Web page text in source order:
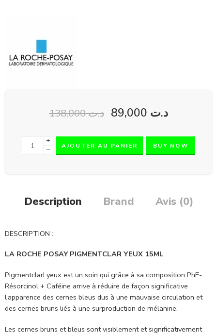
د.ت138,000 د.ت
+
−
AJOUTER AU PANIER BUY NOW
Description Brand Avis (0)
DESCRIPTION :
LA ROCHE POSAY PIGMENTCLAR YEUX 15ML
PigmentclarI yeux est un soin qui grâce à sa composition PhE-
Résorcinol + Caféine arrive à réduire de façon significative
l’apparence des cernes bleus dus à une mauvaise circulation et
des cernes bruns liés à une surproduction de mélanine.
Les cernes bruns et bleus sont visiblement et significativement